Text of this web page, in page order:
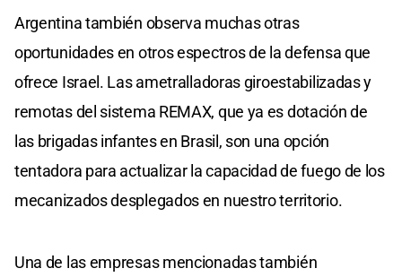
Argentina también observa muchas otras
oportunidades en otros espectros de la defensa que
ofrece Israel. Las ametralladoras giroestabilizadas y
remotas del sistema REMAX, que ya es dotación de
las brigadas infantes en Brasil, son una opción
tentadora para actualizar la capacidad de fuego de los
mecanizados desplegados en nuestro territorio.
Una de las empresas mencionadas también